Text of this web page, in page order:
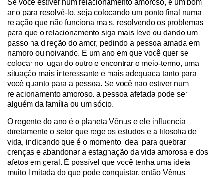
Se você estiver num relacionamento amoroso, é um bom
ano para resolvê-lo, seja colocando um ponto final numa
relação que não funciona mais, resolvendo os problemas
para que o relacionamento siga mais leve ou dando um
passo na direção do amor, pedindo a pessoa amada em
namoro ou noivando. É um ano em que você quer se
colocar no lugar do outro e encontrar o meio-termo, uma
situação mais interessante e mais adequada tanto para
você quanto para a pessoa. Se você não estiver num
relacionamento amoroso, a pessoa afetada pode ser
alguém da família ou um sócio.
O regente do ano é o planeta Vênus e ele influencia
diretamente o setor que rege os estudos e a filosofia de
vida, indicando que é o momento ideal para quebrar
crenças e abandonar a estagnação da vida amorosa e dos
afetos em geral. É possível que você tenha uma ideia
muito limitada do que pode conquistar, então Vênus